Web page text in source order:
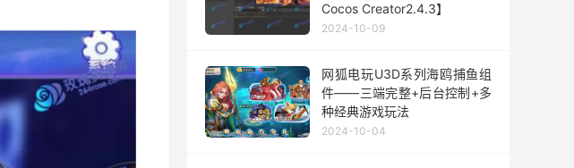
Cocos Creator2.4.3】
2024-10-09
网狐电玩U3D系列海鸥捕鱼组
件——三端完整+后台控制+多
种经典游戏玩法
2024-10-04